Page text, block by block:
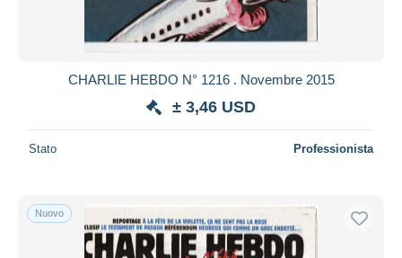
CHARLIE HEBDO N° 1216 . Novembre 2015
± 3,46 USD
Stato Professionista
Nuovo